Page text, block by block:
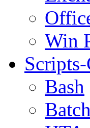
Win
Bash
Batch